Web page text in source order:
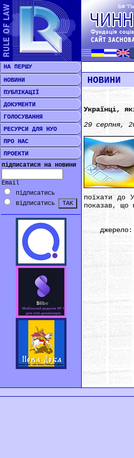
НА ПЕРШУ
НОВИНИ
ПУБЛІКАЦІЇ
ДОКУМЕНТИ
ГОЛОСУВАННЯ
РЕСУРСИ ДЛЯ НУО
ПРО НАС
ПРОЕКТИ
підписатися на новини
Email
підписатись
відписатись
НОВИНИ
Українці,
29 серпня,
поїхати до
показав, що
джерело: